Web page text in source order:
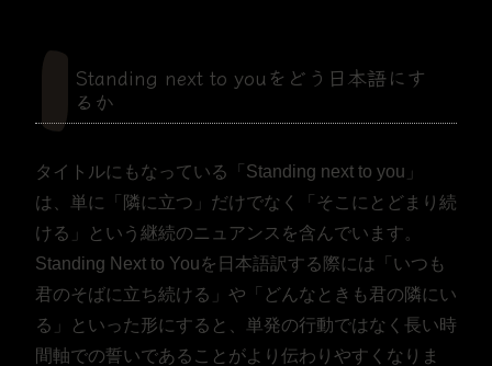
Standing next to youをどう日本語にす
るか
タイトルにもなっている「Standing next to you」
は、単に「隣に立つ」だけでなく「そこにとどまり続
ける」という継続のニュアンスを含んでいます。
Standing Next to Youを日本語訳する際には「いつも
君のそばに立ち続ける」や「どんなときも君の隣にい
る」といった形にすると、単発の行動ではなく長い時
間軸での誓いであることがより伝わりやすくなりま